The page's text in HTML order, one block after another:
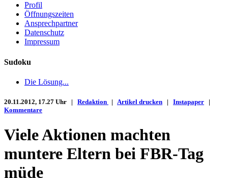
Profil
Öffnungszeiten
Ansprechpartner
Datenschutz
Impressum
Sudoku
Die Lösung...
20.11.2012, 17.27 Uhr | Redaktion | Artikel drucken | Instapaper |
Kommentare
Viele Aktionen machten
muntere Eltern bei FBR-Tag
müde